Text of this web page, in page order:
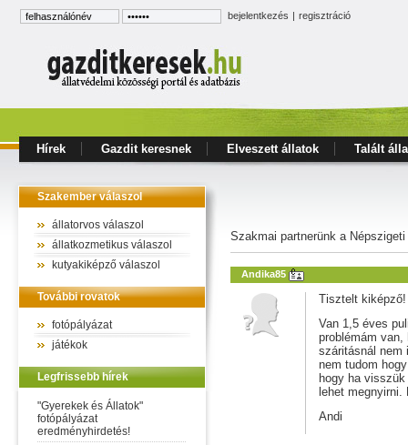
bejelentkezés | regisztráció
Hírek Gazdit keresnek Elveszett állatok Talált
Szakember válaszol
állatorvos válaszol
állatkozmetikus válaszol
kutyakiképző válaszol
További rovatok
fotópályázat
játékok
Legfrissebb hírek
"Gyerekek és Állatok"
fotópályázat
eredményhirdetés!
Szakmai partnerünk a
Andika85
Tisztelt kiképző!
Van 1,5 éves
problémám
száritásnál nem
nem tudom
hogy ha
lehet
Andi